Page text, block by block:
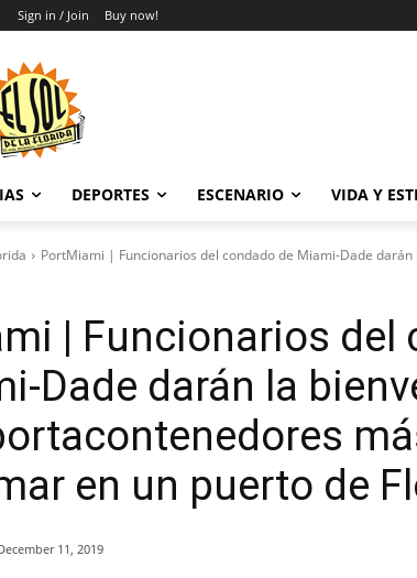
Sign in / Join Buy now!
DEPORTES ESCENARIO VIDA Y
PortMiami | Funcionarios del condado de Miami-Dade darán
| Funcionarios del
Dade darán la
en un puerto de
11, 2019